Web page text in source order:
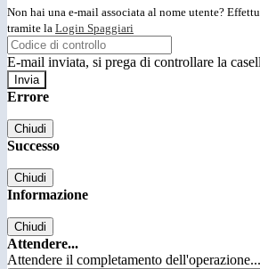
Non hai una e-mail associata al nome utente?
tramite la Login Spaggiari
E-mail inviata, si prega di controllare la
Errore
Chiudi
Successo
Chiudi
Informazione
Chiudi
Attendere...
Attendere il completamento dell'operazione...